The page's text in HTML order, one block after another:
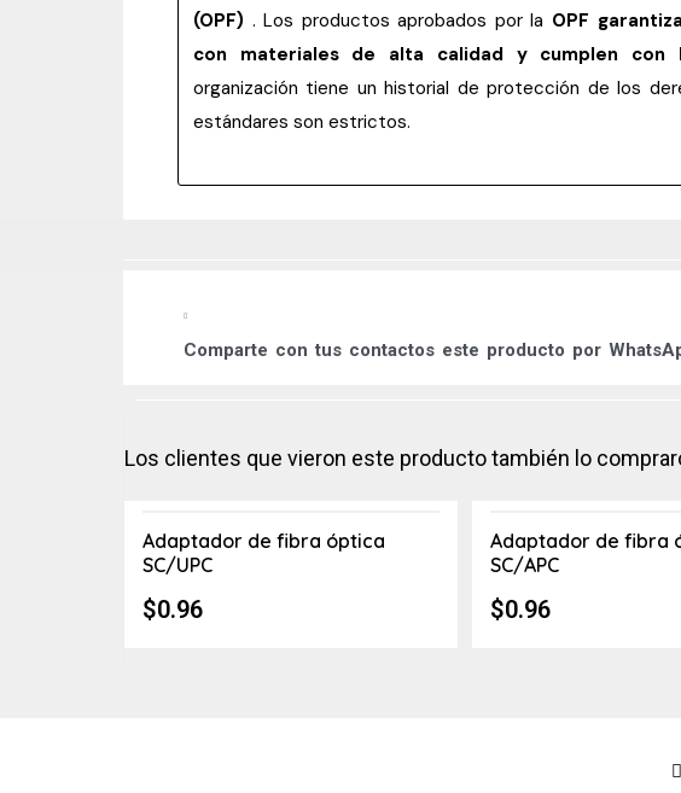
(OPF) . Los productos aprobados por la OPF
con materiales de alta calidad y cumplen con
organización tiene un historial de protección de los
estándares son estrictos.
Comparte con tus contactos este producto por
Los clientes que vieron este producto también lo
Adaptador de fibra óptica
SC/UPC
$0.96
Adaptador de fibra
SC/APC
$0.96